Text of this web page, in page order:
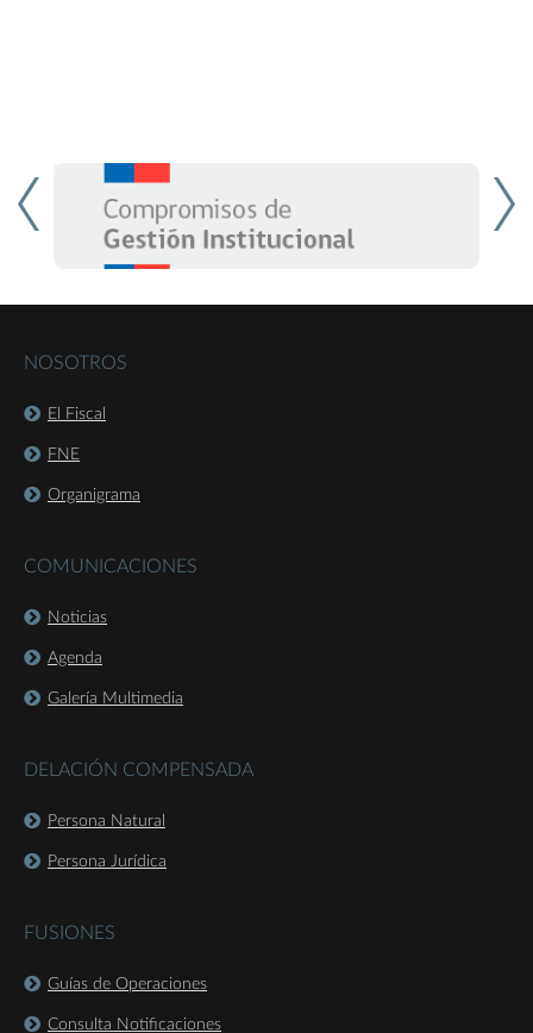
NOSOTROS
El Fiscal
FNE
Organigrama
COMUNICACIONES
Noticias
Agenda
Galería Multimedia
DELACIÓN COMPENSADA
Persona Natural
Persona Jurídica
FUSIONES
Guías de Operaciones
Consulta Notificaciones